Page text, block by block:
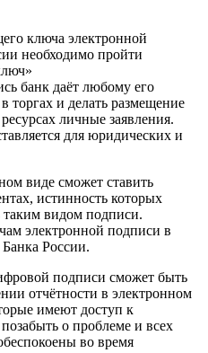
ключа электронной
необходимо пройти
банк даёт любому его
торгах и делать размещение
личные заявления.
для юридических и
виде сможет ставить
истинность которых
видом подписи.
электронной подписи в
России.
подписи сможет быть
отчётности в электронном
имеют доступ к
о проблеме и всех
во время